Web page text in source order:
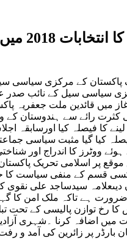
پاکستان کے مرکزی سیاسی
سیاسی سیل کے نائب صدر
میں قائدین ملت جعفریہ
کثرت رائے سے ہندوستان
حصہ لینے کا فیصلہ کیا
کیا گیا مثبت سیاسی
ووٹرز کا اندراج اور
موقع پر اسلامی تحریک
کسی قسم کے منفی سیاست
دیںعلامہ سیدساجد علی
ضرورت ہے تاکہ ملک امن کا
کا رخ توازن پالیسی کے
میں اضافہ کرنا ۔شہری
بارڈر پر زائرین کی آمد